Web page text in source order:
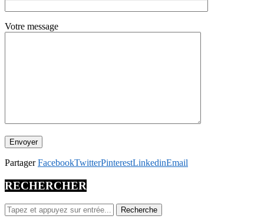
Votre message
Partager FacebookTwitterPinterestLinkedinEmail
RECHERCHER